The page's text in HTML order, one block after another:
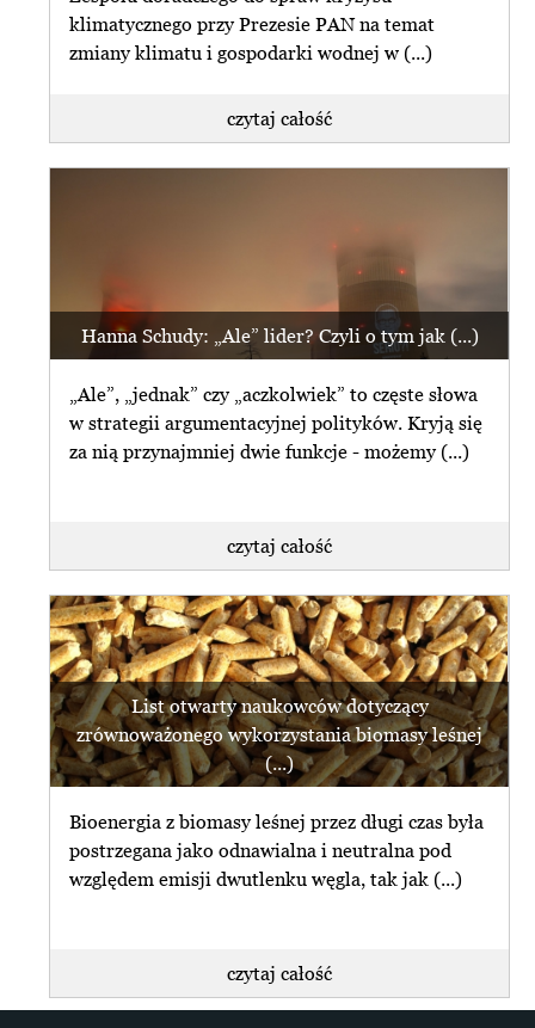
klimatycznego przy Prezesie PAN na temat
zmiany klimatu i gospodarki wodnej w (...)
czytaj całość
Hanna Schudy: „Ale” lider? Czyli o tym jak (...)
„Ale”, „jednak” czy „aczkolwiek” to częste słowa
w strategii argumentacyjnej polityków. Kryją się
za nią przynajmniej dwie funkcje - możemy (...)
czytaj całość
List otwarty naukowców dotyczący
zrównoważonego wykorzystania biomasy leśnej
(...)
Bioenergia z biomasy leśnej przez długi czas była
postrzegana jako odnawialna i neutralna pod
względem emisji dwutlenku węgla, tak jak (...)
czytaj całość